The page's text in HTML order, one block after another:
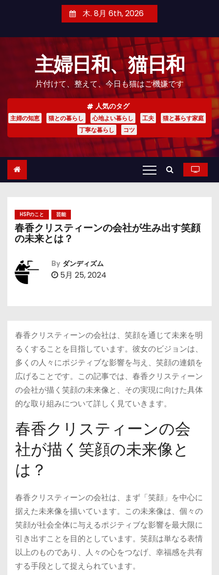
木. 8月 6th, 2026
主婦日和、猫日和
片付けて、整えて、今日も猫はご機嫌です
人気のタグ
主婦の知恵 猫との暮らし 心地よい暮らし 工夫
猫と暮らす家庭
丁寧な暮らし
コツ
HSPのこと 芸能
春香クリスティーンの会社が生み出す笑顔
の未来とは？
By ダンディズム
5月 25, 2024
春香クリスティーンの会社は、笑顔を通じて未来を明
るくすることを目指しています。彼女のビジョンは、
多くの人々にポジティブな影響を与え、笑顔の連鎖を
広げることです。この記事では、春香クリスティーン
の会社が描く笑顔の未来像と、その実現に向けた具体
的な取り組みについて詳しく見ていきます。
春香クリスティーンの会
社が描く笑顔の未来像と
は？
春香クリスティーンの会社は、まず「笑顔」を中心に
据えた未来像を描いています。この未来像は、個々の
笑顔が社会全体に与えるポジティブな影響を最大限に
引き出すことを目的としています。笑顔は単なる表情
以上のものであり、人々の心をつなげ、幸福感を共有
する手段として捉えられています。